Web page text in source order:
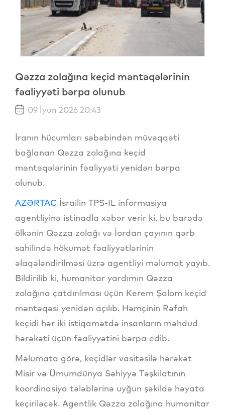
Qəzza zolağına keçid məntəqələrinin
fəaliyyəti bərpa olunub
09 İyun 2026 20:43
İranın hücumları səbəbindən müvəqqəti
bağlanan Qəzza zolağına keçid
məntəqələrinin fəaliyyəti yenidən bərpa
olunub.
AZƏRTAC İsrailin TPS-IL informasiya
agentliyinə istinadla xəbər verir ki, bu barədə
ölkənin Qəzza zolağı və İordan çayının qərb
sahilində hökumət fəaliyyətlərinin
əlaqələndirilməsi üzrə agentliyi məlumat yayıb.
Bildirilib ki, humanitar yardımın Qəzza
zolağına çatdırılması üçün Kerem Şalom keçid
məntəqəsi yenidən açılıb. Həmçinin Rəfah
keçidi hər iki istiqamətdə insanların məhdud
hərəkəti üçün fəaliyyətini bərpa edib.
Məlumata görə, keçidlər vasitəsilə hərəkət
Misir və Ümumdünya Səhiyyə Təşkilatının
koordinasiya tələblərinə uyğun şəkildə həyata
keçiriləcək. Agentlik Qəzza zolağına humanitar